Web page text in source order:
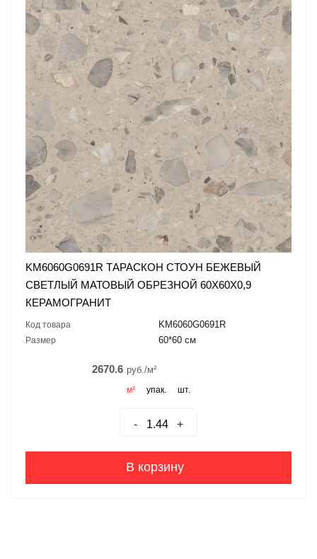
KM6060G0691R ТАРАСКОН СТОУН БЕЖЕВЫЙ
СВЕТЛЫЙ МАТОВЫЙ ОБРЕЗНОЙ 60X60X0,9
КЕРАМОГРАНИТ
Код товара KM6060G0691R
Размер 60*60 см
2670.6 руб./м²
м² упак. шт.
- +
В корзину